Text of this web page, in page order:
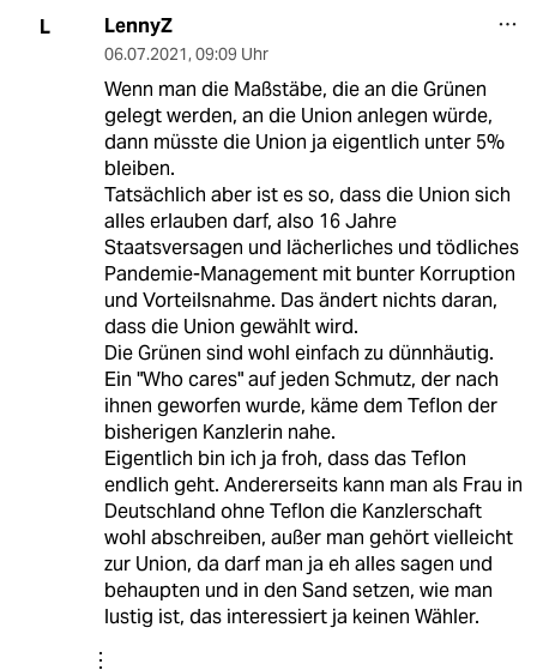
L LennyZ
06.07.2021, 09:09 Uhr
Wenn man die Maßstäbe, die an die Grünen
gelegt werden, an die Union anlegen würde,
dann müsste die Union ja eigentlich unter 5%
bleiben.
Tatsächlich aber ist es so, dass die Union sich
alles erlauben darf, also 16 Jahre
Staatsversagen und lächerliches und tödliches
Pandemie-Management mit bunter Korruption
und Vorteilsnahme. Das ändert nichts daran,
dass die Union gewählt wird.
Die Grünen sind wohl einfach zu dünnhäutig.
Ein "Who cares" auf jeden Schmutz, der nach
ihnen geworfen wurde, käme dem Teflon der
bisherigen Kanzlerin nahe.
Eigentlich bin ich ja froh, dass das Teflon
endlich geht. Andererseits kann man als Frau in
Deutschland ohne Teflon die Kanzlerschaft
wohl abschreiben, außer man gehört vielleicht
zur Union, da darf man ja eh alles sagen und
behaupten und in den Sand setzen, wie man
lustig ist, das interessiert ja keinen Wähler.